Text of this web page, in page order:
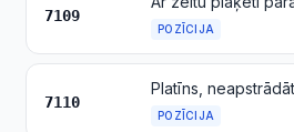
7109
POZĪCIJA
7110
Platīns,
POZĪCIJA